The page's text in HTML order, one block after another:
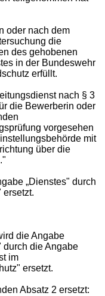
oder nach dem
die
des gehobenen
in der Bundeswehr
erfüllt.
nach § 3
die Bewerberin oder
vorgesehen
mit
über die
„Dienstes" durch
ersetzt.
die Angabe
durch die Angabe
im
ersetzt.
Absatz 2 ersetzt: